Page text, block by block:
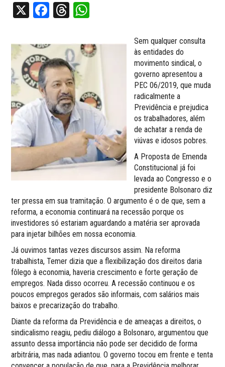
X Facebook
Threads
Sem qualquer consulta
às entidades do
movimento sindical, o
governo apresentou a
PEC 06/2019, que muda
radicalmente a
Previdência e prejudica
os trabalhadores, além
de achatar a renda de
viúvas e idosos pobres.
A Proposta de Emenda
Constitucional já foi
levada ao Congresso e o
presidente Bolsonaro diz
ter pressa em sua tramitação. O argumento é o de que, sem a
reforma, a economia continuará na recessão porque os
investidores só estariam aguardando a matéria ser aprovada
para injetar bilhões em nossa economia.
Já ouvimos tantas vezes discursos assim. Na reforma
trabalhista, Temer dizia que a flexibilização dos direitos daria
fôlego à economia, haveria crescimento e forte geração de
empregos. Nada disso ocorreu. A recessão continuou e os
poucos empregos gerados são informais, com salários mais
baixos e precarização do trabalho.
Diante da reforma da Previdência e de ameaças a direitos, o
sindicalismo reagiu, pediu diálogo a Bolsonaro, argumentou que
assunto dessa importância não pode ser decidido de forma
arbitrária, mas nada adiantou. O governo tocou em frente e tenta